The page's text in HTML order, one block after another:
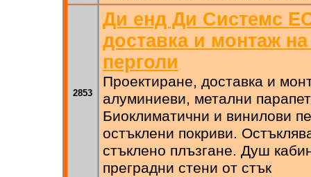
2853
Ди енд Ди Системс
доставка и монтаж
перголи
Проектиране, доставка и
алуминиеви, метални
Биоклиматични и винилови
остъклени покриви.
стъклено плъзгане. Душ
преградни стени от стък